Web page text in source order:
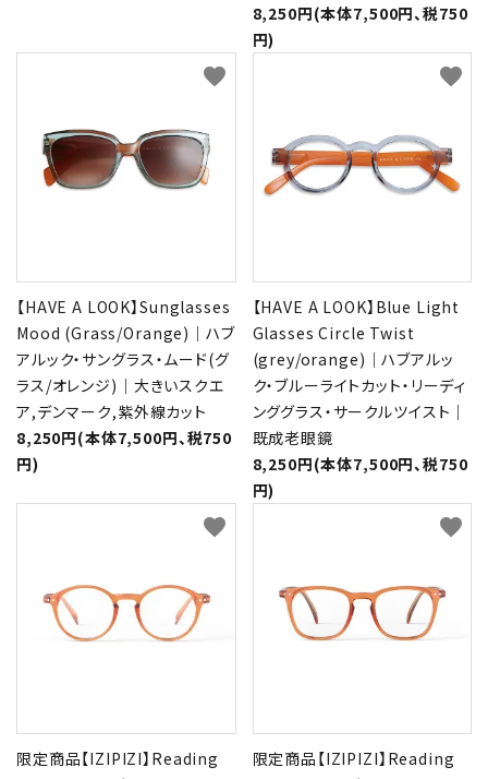
ログイン person 新規会員登録
8,250円(本体7,500円、税750
円)
【HAVE A LOOK】Sunglasses
Mood (Grass/Orange)｜ハブ
アルック・サングラス・ムード(グ
ラス/オレンジ)｜大きいスクエ
ア,デンマーク,紫外線カット
8,250円(本体7,500円、税750
円)
favorite
【HAVE A LOOK】Blue Light
Glasses Circle Twist
(grey/orange)｜ハブアルッ
ク・ブルーライトカット・リーディ
ンググラス・サークルツイスト｜
既成老眼鏡
8,250円(本体7,500円、税750
円)
favorite
限定商品【IZIPIZI】Reading
favorite
限定商品【IZIPIZI】Reading
favorite